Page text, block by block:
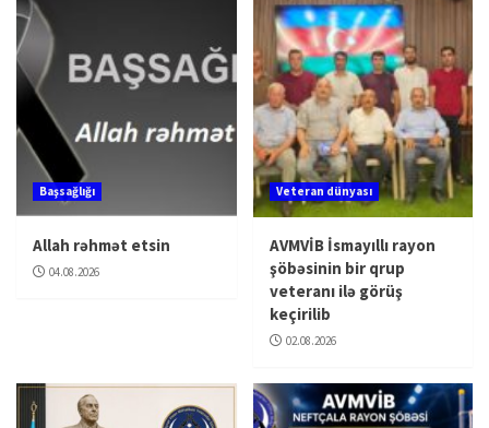
Başsağlığı
Allah rəhmət etsin
04.08.2026
Veteran dünyası
AVMVİB İsmayıllı rayon
şöbəsinin bir qrup
veteranı ilə görüş
keçirilib
02.08.2026